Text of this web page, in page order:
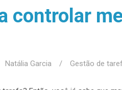
controlar
Natália Garcia Gestão de